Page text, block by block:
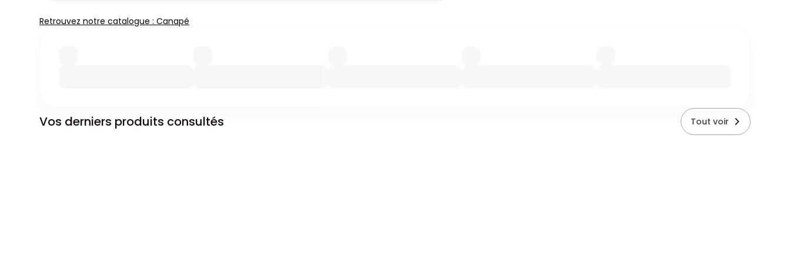
Retrouvez notre catalogue : Canapé
Vos derniers produits consultés Tout voir